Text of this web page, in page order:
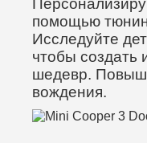
помощью
Исследуйте
чтобы создать
шедевр.
вождения.